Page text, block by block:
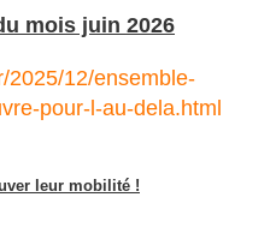
mois juin 2026
2025/12/ensemble-
pour-l-au-dela.html
leur mobilité !